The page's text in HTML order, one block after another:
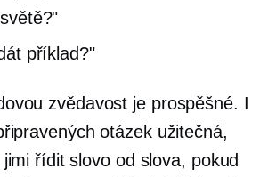
příklad?"
zvědavost je prospěšné. I
otázek užitečná,
řídit slovo od slova, pokud